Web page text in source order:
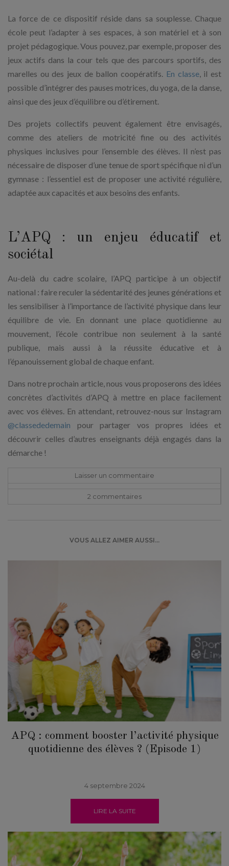
La force de ce dispositif réside dans sa souplesse. Chaque
école peut l’adapter à ses espaces, à son matériel et à son
projet pédagogique. Vous pouvez, par exemple, proposer des
jeux actifs dans la cour tels que des parcours sportifs, des
marelles ou des jeux de ballon coopératifs. En classe, il est
possible d’intégrer des pauses motrices, du yoga, de la danse,
ainsi que des jeux d’équilibre ou d’étirement.
Des projets collectifs peuvent également être envisagés,
comme des ateliers de motricité fine ou des activités
physiques inclusives pour l’ensemble des élèves. Il n’est pas
nécessaire de disposer d’une tenue de sport spécifique ni d’un
gymnase : l’essentiel est de proposer une activité régulière,
adaptée aux capacités et aux besoins des enfants.
L’APQ : un enjeu éducatif et
sociétal
Au-delà du cadre scolaire, l’APQ participe à un objectif
national : faire reculer la sédentarité des jeunes générations et
les sensibiliser à l’importance de l’activité physique dans leur
équilibre de vie. En donnant une place quotidienne au
mouvement, l’école contribue non seulement à la santé
publique, mais aussi à la réussite éducative et à
l’épanouissement global de chaque enfant.
Dans notre prochain article, nous vous proposerons des idées
concrètes d’activités d’APQ à mettre en place facilement
avec vos élèves. En attendant, retrouvez-nous sur Instagram
@classededemain pour partager vos propres idées et
découvrir celles d’autres enseignants déjà engagés dans la
démarche !
Laisser un commentaire
2 commentaires
VOUS ALLEZ AIMER AUSSI...
APQ : comment booster l’activité physique
quotidienne des élèves ? (Episode 1)
4 septembre 2024
LIRE LA SUITE